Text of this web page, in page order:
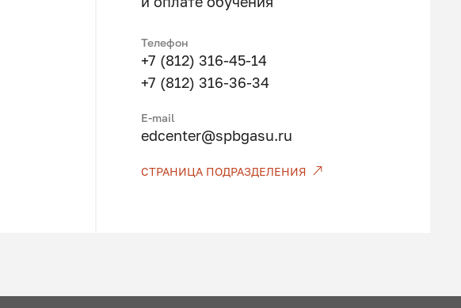
Телефон
+7 (812) 316-45-14
+7 (812) 316-36-34
E-mail
edcenter@spbgasu.ru
СТРАНИЦА ПОДРАЗДЕЛЕНИЯ